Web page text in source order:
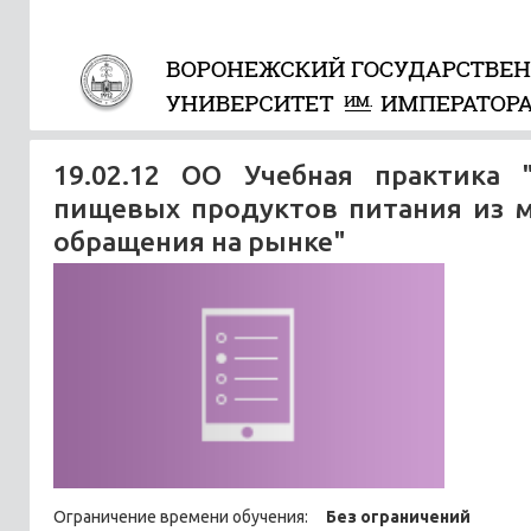
19.02.12 ОО Учебная практика
пищевых продуктов питания из
обращения на рынке"
Ограничение времени обучения:
Без ограничений